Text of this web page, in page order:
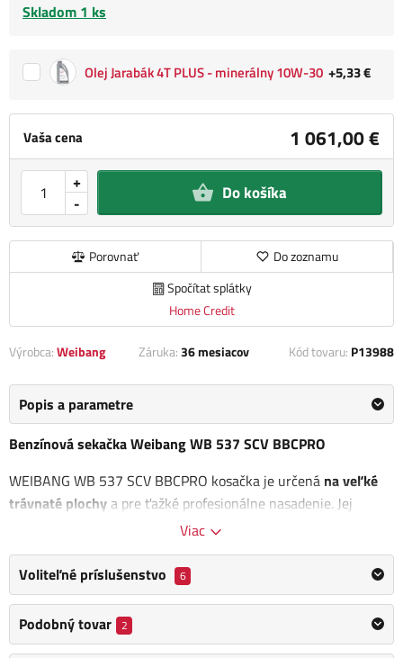
Vaša cena 1 061,00 €
-
+ Do košíka
Porovnať
Do zoznamu
Spočítat splátky
Home Credit
Skladom 1 ks
Olej Jarabák 4T PLUS - minerálny 10W-30 +5,33 €
Výrobca:Weibang Záruka:36 mesiacov Kód tovaru: P13988
Popis a parametre
Benzínová sekačka Weibang WB 537 SCV BBCPRO
WEIBANG WB 537 SCV BBCPRO kosačka je určená na veľké
trávnaté plochy a pre ťažké profesionálne nasadenie. Jej
neskutočná výbava, dizajn a kvalitné spracovanie z nej robia
hriadeľovým kardanovým pojazdom.
podstatne dlhšou životnosťou.Ide o unikátnu bezstratovú
technológiu pojazdu, bez použitia klinového remeňa.
Kosačka vyniká špeciálnym pevným a masívnym oceľovým
Viac
Voliteľné príslušenstvo 6
Podobný tovar 2